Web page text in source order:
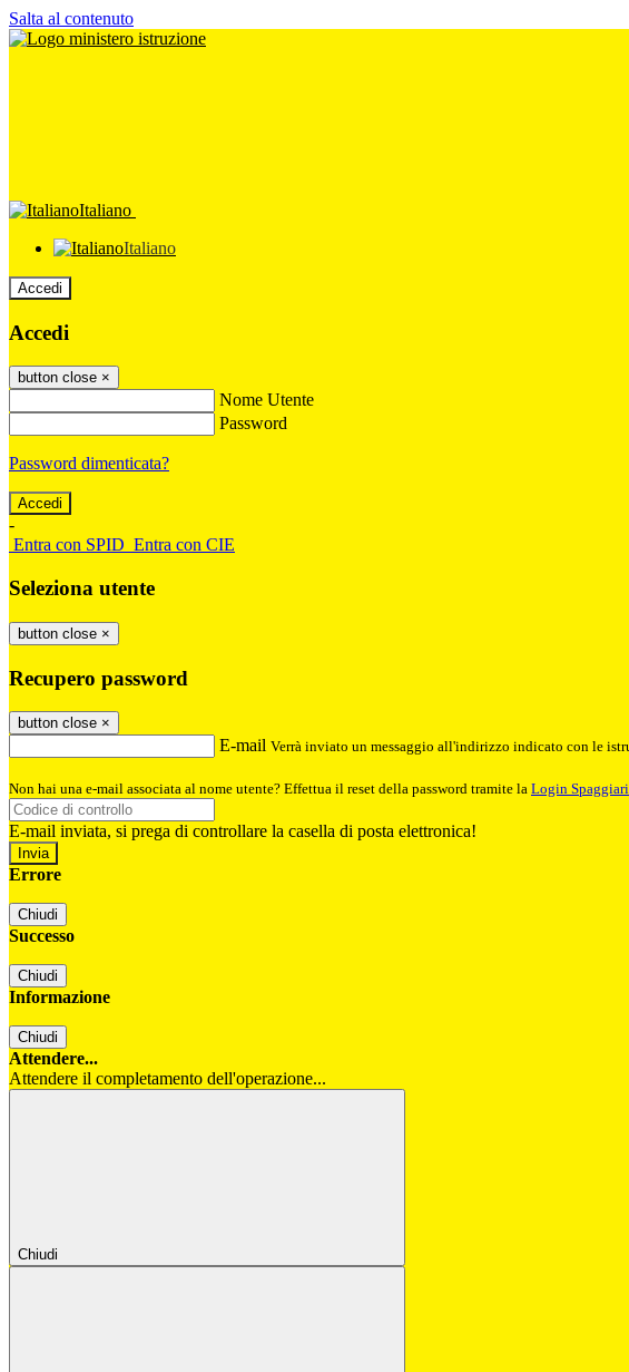
Salta al contenuto
Italiano
Italiano
Accedi
Accedi
button close ×
Nome Utente
Password
Password dimenticata?
-
Entra con SPID Entra con CIE
Seleziona utente
button close ×
Recupero password
button close ×
E-mail Verrà inviato un messaggio all'indirizzo indicato con le
Non hai una e-mail associata al nome utente? Effettua il reset della password tramite la Login Spaggiari
E-mail inviata, si prega di controllare la casella di posta elettronica!
Errore
Chiudi
Successo
Chiudi
Informazione
Chiudi
Attendere...
Attendere il completamento dell'operazione...
Chiudi